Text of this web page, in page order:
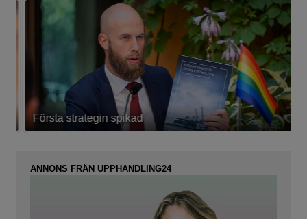
Första strategin spikad
ANNONS FRÅN UPPHANDLING24